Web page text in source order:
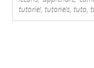
tutoriel, tutoriels, tuto,